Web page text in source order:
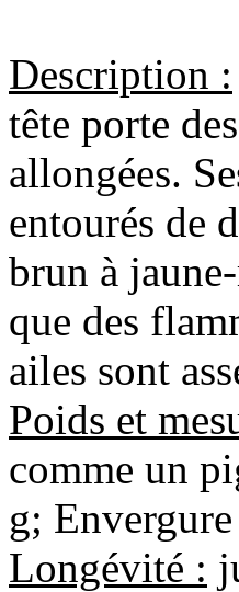
Description :
tête porte
allongées.
entourés de
brun à
que des
ailes sont
Poids et
comme un
g;
Longévité :